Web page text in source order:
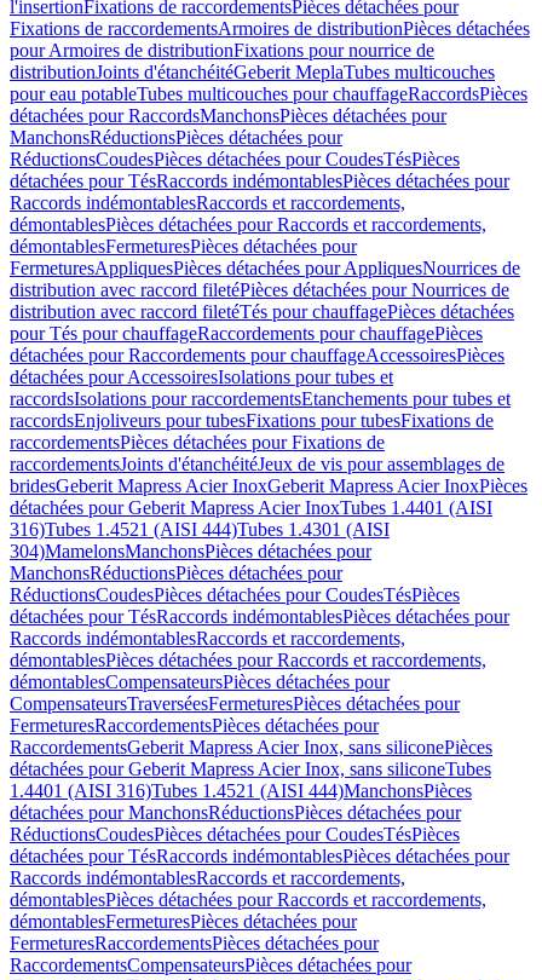
l'insertionFixations de raccordementsPièces détachées pour
Fixations de raccordementsArmoires de distributionPièces détachées
pour Armoires de distributionFixations pour nourrice de
distributionJoints d'étanchéitéGeberit MeplaTubes multicouches
pour eau potableTubes multicouches pour chauffageRaccordsPièces
détachées pour RaccordsManchonsPièces détachées pour
ManchonsRéductionsPièces détachées pour
RéductionsCoudesPièces détachées pour CoudesTésPièces
détachées pour TésRaccords indémontablesPièces détachées pour
Raccords indémontablesRaccords et raccordements,
démontablesPièces détachées pour Raccords et raccordements,
démontablesFermeturesPièces détachées pour
FermeturesAppliquesPièces détachées pour AppliquesNourrices de
distribution avec raccord filetéPièces détachées pour Nourrices de
distribution avec raccord filetéTés pour chauffagePièces détachées
pour Tés pour chauffageRaccordements pour chauffagePièces
détachées pour Raccordements pour chauffageAccessoiresPièces
détachées pour AccessoiresIsolations pour tubes et
raccordsIsolations pour raccordementsEtanchements pour tubes et
raccordsEnjoliveurs pour tubesFixations pour tubesFixations de
raccordementsPièces détachées pour Fixations de
raccordementsJoints d'étanchéitéJeux de vis pour assemblages de
bridesGeberit Mapress Acier InoxGeberit Mapress Acier InoxPièces
détachées pour Geberit Mapress Acier InoxTubes 1.4401 (AISI
316)Tubes 1.4521 (AISI 444)Tubes 1.4301 (AISI
304)MamelonsManchonsPièces détachées pour
ManchonsRéductionsPièces détachées pour
RéductionsCoudesPièces détachées pour CoudesTésPièces
détachées pour TésRaccords indémontablesPièces détachées pour
Raccords indémontablesRaccords et raccordements,
démontablesPièces détachées pour Raccords et raccordements,
démontablesCompensateursPièces détachées pour
CompensateursTraverséesFermeturesPièces détachées pour
FermeturesRaccordementsPièces détachées pour
RaccordementsGeberit Mapress Acier Inox, sans siliconePièces
détachées pour Geberit Mapress Acier Inox, sans siliconeTubes
1.4401 (AISI 316)Tubes 1.4521 (AISI 444)ManchonsPièces
détachées pour ManchonsRéductionsPièces détachées pour
RéductionsCoudesPièces détachées pour CoudesTésPièces
détachées pour TésRaccords indémontablesPièces détachées pour
Raccords indémontablesRaccords et raccordements,
démontablesPièces détachées pour Raccords et raccordements,
démontablesFermeturesPièces détachées pour
FermeturesRaccordementsPièces détachées pour
RaccordementsCompensateursPièces détachées pour